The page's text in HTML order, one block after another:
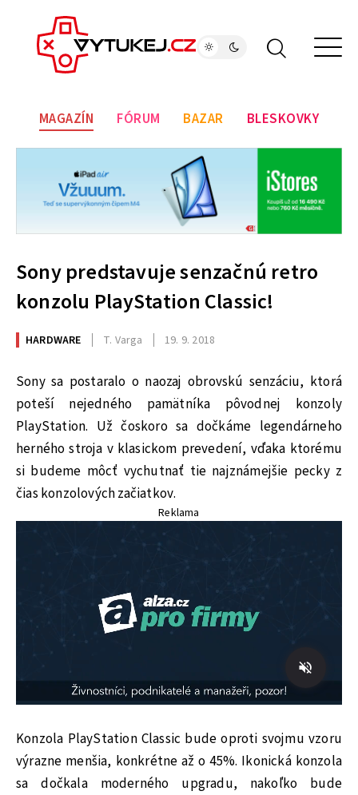
MAGAZÍN FÓRUM BAZAR BLESKOVKY
Sony predstavuje senzačnú retro
konzolu PlayStation Classic!
HARDWARE T. Varga 19. 9. 2018
Sony sa postaralo o naozaj obrovskú senzáciu, ktorá
poteší nejedného pamätníka pôvodnej konzoly
PlayStation. Už čoskoro sa dočkáme legendárneho
herného stroja v klasickom prevedení, vďaka ktorému
si budeme môcť vychutnať tie najznámejšie pecky z
čias konzolových začiatkov.
Reklama
Konzola PlayStation Classic bude oproti svojmu vzoru
výrazne menšia, konkrétne až o 45%. Ikonická konzola
sa dočkala moderného upgradu, nakoľko bude